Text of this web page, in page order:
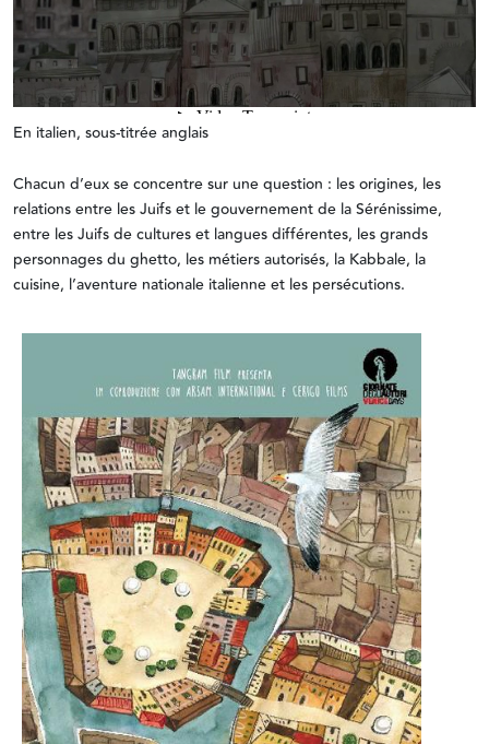
En italien, sous-titrée anglais
Chacun d’eux se concentre sur une question : les origines, les
relations entre les Juifs et le gouvernement de la Sérénissime,
entre les Juifs de cultures et langues différentes, les grands
personnages du ghetto, les métiers autorisés, la Kabbale, la
cuisine, l’aventure nationale italienne et les persécutions.